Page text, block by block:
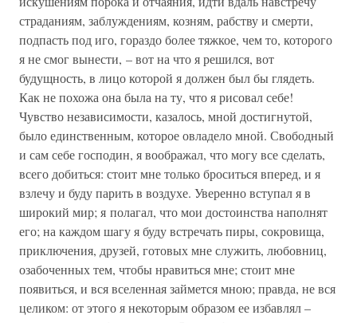
страданиям, заблуждениям, козням, рабству и смерти,
подпасть под иго, гораздо более тяжкое, чем то, которого
я не смог вынести, – вот на что я решился, вот
будущность, в лицо которой я должен был бы глядеть.
Как не похожа она была на ту, что я рисовал себе!
Чувство независимости, казалось, мной достигнутой,
было единственным, которое овладело мной. Свободный
и сам себе господин, я воображал, что могу все сделать,
всего добиться: стоит мне только броситься вперед, и я
взлечу и буду парить в воздухе. Уверенно вступал я в
широкий мир; я полагал, что мои достоинства наполнят
его; на каждом шагу я буду встречать пиры, сокровища,
приключения, друзей, готовых мне служить, любовниц,
озабоченных тем, чтобы нравиться мне; стоит мне
появиться, и вся вселенная займется мною; правда, не вся
целиком: от этого я некоторым образом ее избавлял –